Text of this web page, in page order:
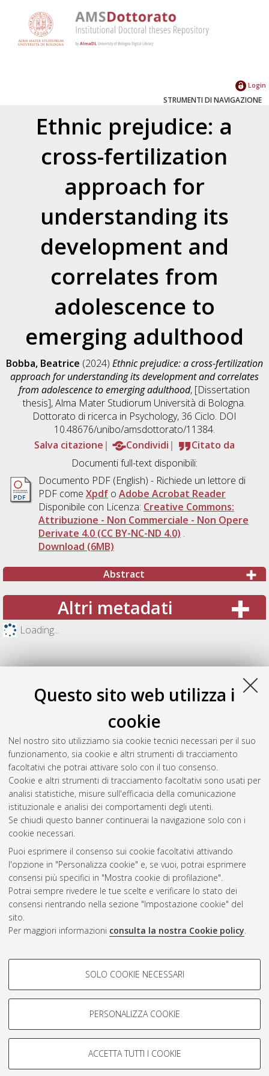
Questo sito web utilizza i
cookie
Nel nostro sito utilizziamo sia cookie tecnici necessari per il suo
funzionamento, sia cookie e altri strumenti di tracciamento
facoltativi che potrai attivare solo con il tuo consenso.
Cookie e altri strumenti di tracciamento facoltativi sono usati per
analisi statistiche, misure sull'efficacia della comunicazione
istituzionale e analisi dei comportamenti degli utenti.
Se chiudi questo banner continuerai la navigazione solo con i
cookie necessari.
Puoi esprimere il consenso sui cookie facoltativi attivando
l'opzione in "Personalizza cookie" e, se vuoi, potrai esprimere
consensi più specifici in "Mostra cookie di profilazione".
Potrai sempre rivedere le tue scelte e verificare lo stato dei
consensi rientrando nella sezione "Impostazione cookie" del
sito.
Per maggiori informazioni consulta la nostra Cookie policy.
COOKIE DI PROFILAZIONE -
Si tratta di cookie utilizzati per analizzare le caratteristiche della
navigazione degli utenti, creare profili in base al loro comportamento
Mostra cookie di profilazione
COOKIE TECNICI - NECESSARI
SOLO COOKIE NECESSARI
PERSONALIZZA COOKIE
ACCETTA TUTTI I COOKIE
Login
STRUMENTI DI NAVIGAZIONE
Ethnic prejudice: a
cross-fertilization
approach for
understanding its
development and
correlates from
adolescence to
emerging adulthood
Bobba, Beatrice (2024) Ethnic prejudice: a cross-fertilization
approach for understanding its development and correlates
from adolescence to emerging adulthood, [Dissertation
thesis], Alma Mater Studiorum Università di Bologna.
Dottorato di ricerca in Psychology, 36 Ciclo. DOI
10.48676/unibo/amsdottorato/11384.
Salva citazione
Condividi
Citato da
Documenti full-text disponibili:
Documento PDF(English) - Richiede un lettore di
PDF come Xpdfo Adobe Acrobat Reader
Disponibile con Licenza: Creative Commons:
Attribuzione - Non Commerciale - Non Opere
Derivate 4.0 (CC BY-NC-ND 4.0) .
Download (6MB)
Abstract
Altri metadati
Loading...
Gestione del documento:
Atom
Rss 1.0
Rss 2.0
ISSN: 2038-7946
Impostazioni Cookie
Informativa sulla privacy
Condizioni d’uso del sito